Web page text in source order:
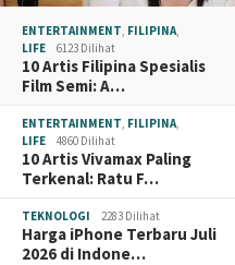
ENTERTAINMENT FILIPINA
LIFE
6123 Dilihat
10 Artis Filipina Spesialis
Film Semi: A…
ENTERTAINMENT FILIPINA
LIFE
4860 Dilihat
10 Artis Vivamax Paling
Terkenal: Ratu F…
TEKNOLOGI 2283 Dilihat
Harga iPhone Terbaru Juli
2026 di Indone…